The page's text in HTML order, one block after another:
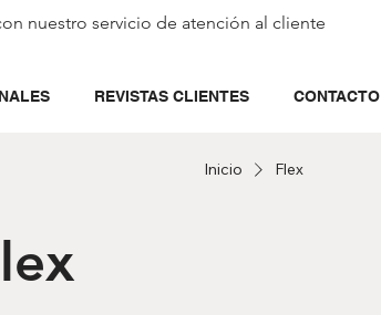
nuestro servicio de atención al cliente
REVISTAS CLIENTES CONTACTO
Inicio Flex